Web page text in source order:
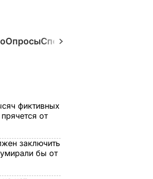
ОпросыСпецпроекты
фиктивных
от
заключить
бы от